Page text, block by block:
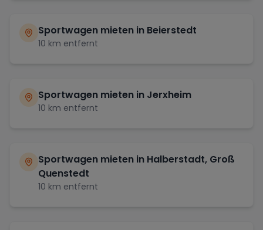
Sportwagen mieten in Beierstedt
10 km entfernt
Sportwagen mieten in Jerxheim
10 km entfernt
Sportwagen mieten in Halberstadt, Groß
Quenstedt
10 km entfernt